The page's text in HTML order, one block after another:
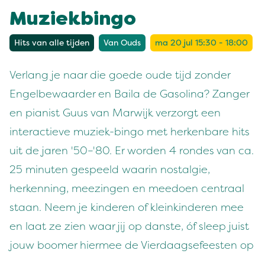
Muziekbingo
Hits van alle tijden Van Ouds ma 20 jul 15:30 - 18:00
Verlang je naar die goede oude tijd zonder
Engelbewaarder en Baila de Gasolina? Zanger
en pianist Guus van Marwijk verzorgt een
interactieve muziek-bingo met herkenbare hits
uit de jaren '50–'80. Er worden 4 rondes van ca.
25 minuten gespeeld waarin nostalgie,
herkenning, meezingen en meedoen centraal
staan. Neem je kinderen of kleinkinderen mee
en laat ze zien waar jij op danste, óf sleep juist
jouw boomer hiermee de Vierdaagsefeesten op